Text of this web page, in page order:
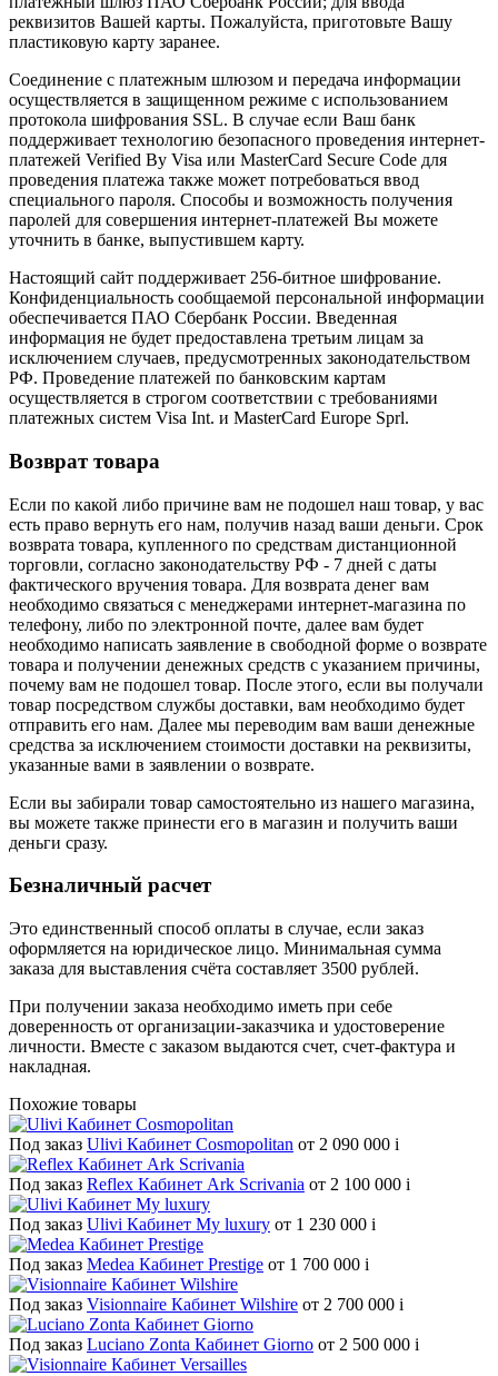
реквизитов Вашей карты. Пожалуйста, приготовьте Вашу
пластиковую карту заранее.
Соединение с платежным шлюзом и передача информации
осуществляется в защищенном режиме с использованием
протокола шифрования SSL. В случае если Ваш банк
поддерживает технологию безопасного проведения интернет-
платежей Verified By Visa или MasterCard Secure Code для
проведения платежа также может потребоваться ввод
специального пароля. Способы и возможность получения
паролей для совершения интернет-платежей Вы можете
уточнить в банке, выпустившем карту.
Настоящий сайт поддерживает 256-битное шифрование.
Конфиденциальность сообщаемой персональной информации
обеспечивается ПАО Сбербанк России. Введенная
информация не будет предоставлена третьим лицам за
исключением случаев, предусмотренных законодательством
РФ. Проведение платежей по банковским картам
осуществляется в строгом соответствии с требованиями
платежных систем Visa Int. и MasterCard Europe Sprl.
Возврат товара
Если по какой либо причине вам не подошел наш товар, у вас
есть право вернуть его нам, получив назад ваши деньги. Срок
возврата товара, купленного по средствам дистанционной
торговли, согласно законодательству РФ - 7 дней с даты
фактического вручения товара. Для возврата денег вам
необходимо связаться с менеджерами интернет-магазина по
телефону, либо по электронной почте, далее вам будет
необходимо написать заявление в свободной форме о возврате
товара и получении денежных средств с указанием причины,
почему вам не подошел товар. После этого, если вы получали
товар посредством службы доставки, вам необходимо будет
отправить его нам. Далее мы переводим вам ваши денежные
средства за исключением стоимости доставки на реквизиты,
указанные вами в заявлении о возврате.
Если вы забирали товар самостоятельно из нашего магазина,
вы можете также принести его в магазин и получить ваши
деньги сразу.
Безналичный расчет
Это единственный способ оплаты в случае, если заказ
оформляется на юридическое лицо. Минимальная сумма
заказа для выставления счёта составляет 3500 рублей.
При получении заказа необходимо иметь при себе
доверенность от организации-заказчика и удостоверение
личности. Вместе с заказом выдаются счет, счет-фактура и
накладная.
Похожие товары
Под заказ Ulivi Кабинет Cosmopolitan от 2 090 000 i
Под заказ Reflex Кабинет Ark Scrivania от 2 100 000 i
Под заказ Ulivi Кабинет My luxury от 1 230 000 i
Под заказ Medea Кабинет Prestige от 1 700 000 i
Под заказ Visionnaire Кабинет Wilshire от 2 700 000 i
Под заказ Luciano Zonta Кабинет Giorno от 2 500 000 i